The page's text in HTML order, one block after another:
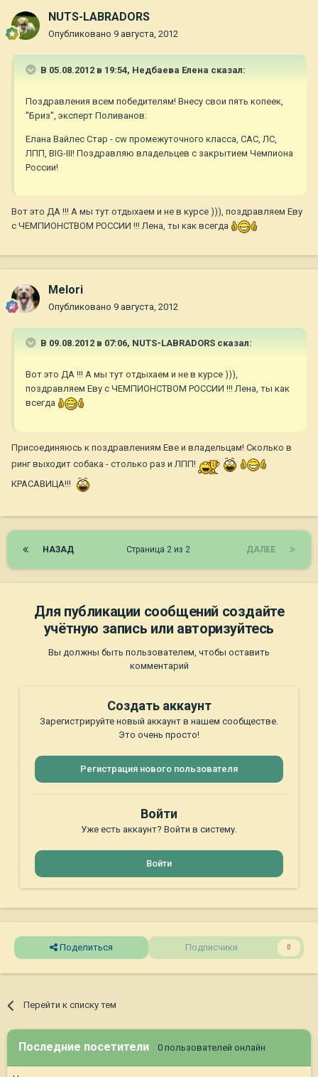
NUTS-LABRADORS
Опубликовано 9 августа, 2012
В 05.08.2012 в 19:54, Недбаева Елена сказал:
Поздравления всем победителям! Внесу свои пять копеек,
''Бриз'', эксперт Поливанов:
Елана Вайлес Стар - cw промежуточного класса, САС, ЛС,
ЛПП, BIG-III! Поздравляю владельцев с закрытием Чемпиона
России!
Вот это ДА !!! А мы тут отдыхаем и не в курсе ))), поздравляем Еву
с ЧЕМПИОНСТВОМ РОССИИ !!! Лена, ты как всегда
Melori
Опубликовано 9 августа, 2012
В 09.08.2012 в 07:06, NUTS-LABRADORS сказал:
Вот это ДА !!! А мы тут отдыхаем и не в курсе ))),
поздравляем Еву с ЧЕМПИОНСТВОМ РОССИИ !!! Лена, ты как
всегда
Присоединяюсь к поздравлениям Еве и владельцам! Сколько в
ринг выходит собака - столько раз и ЛПП!
КРАСАВИЦА!!!
НАЗАД ДАЛЕЕ
Страница 2 из 2
Для публикации сообщений создайте
учётную запись или авторизуйтесь
Вы должны быть пользователем, чтобы оставить
комментарий
Создать аккаунт
Зарегистрируйте новый аккаунт в нашем сообществе.
Это очень просто!
Регистрация нового пользователя
Войти
Уже есть аккаунт? Войти в систему.
Войти
Поделиться Подписчики 0
Перейти к списку тем
Последние посетители 0 пользователей онлайн